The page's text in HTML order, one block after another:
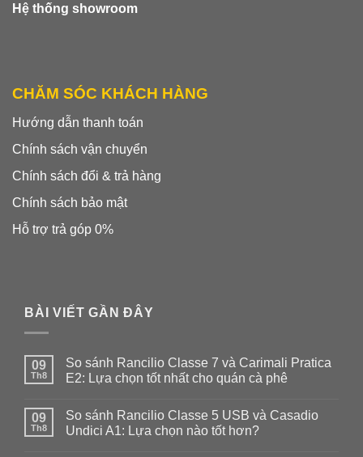
Hệ thống showroom
CHĂM SÓC KHÁCH HÀNG
Hướng dẫn thanh toán
Chính sách vận chuyển
Chính sách đổi & trả hàng
Chính sách bảo mật
Hỗ trợ trả góp 0%
BÀI VIẾT GẦN ĐÂY
09
Th8
So sánh Rancilio Classe 7 và Carimali Pratica
E2: Lựa chọn tốt nhất cho quán cà phê
bình
luận
ở
09
Th8
So sánh Rancilio Classe 5 USB và Casadio
Undici A1: Lựa chọn nào tốt hơn?